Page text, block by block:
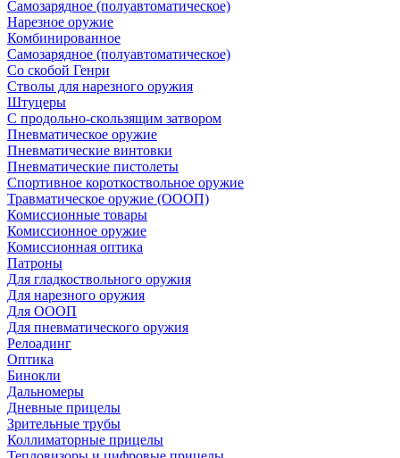
Самозарядное (полуавтоматическое)
Нарезное оружие
Комбинированное
Самозарядное (полуавтоматическое)
Со скобой Генри
Стволы для нарезного оружия
Штуцеры
С продольно-скользящим затвором
Пневматическое оружие
Пневматические винтовки
Пневматические пистолеты
Спортивное короткоствольное оружие
Травматическое оружие (ОООП)
Комиссионные товары
Комиссионное оружие
Комиссионная оптика
Патроны
Для гладкоствольного оружия
Для нарезного оружия
Для ОООП
Для пневматического оружия
Релоадинг
Оптика
Бинокли
Дальномеры
Дневные прицелы
Зрительные трубы
Коллиматорные прицелы